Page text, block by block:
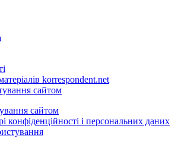
korrespondent.net
сайтом
сайтом
конфіденційності і персональних даних